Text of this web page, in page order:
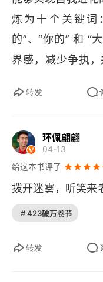
炼为十个关键词
的”、“你的” 和 “
界感，减少争执
劳动创造价值（如
资源有限、困难
果，谁做决策”，
不后悔。・ 🎯 决
其带来的后果，
进：不追求完美
转发
环佩翩翩
04-13
给这本书评了
拨开迷雾，听笑来
# 423破万卷节
转发